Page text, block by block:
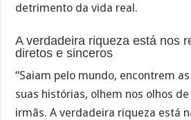
detrimento da vida real.
A verdadeira riqueza está nos
diretos e sinceros
“Saiam pelo mundo, encontrem
suas histórias, olhem nos olhos
irmãs. A verdadeira riqueza está